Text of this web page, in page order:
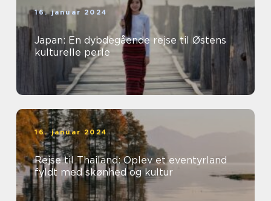
16. januar 2024
Japan: En dybdegående rejse til Østens
kulturelle perle
16. januar 2024
Rejse til Thailand: Oplev et eventyrland
fyldt med skønhed og kultur